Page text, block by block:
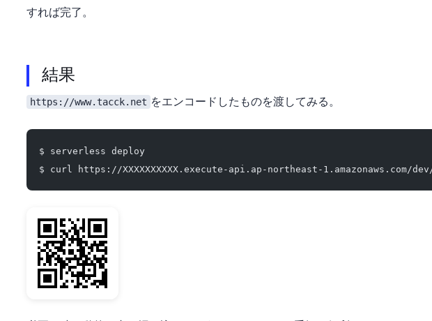
すれば完了。
結果
https://www.tacck.net をURLエンコードしたものを渡してみる。
$ serverless deploy
$ curl https://XXXXXXXXXX.execute-api.ap-northeast-1.amazonaws.com/